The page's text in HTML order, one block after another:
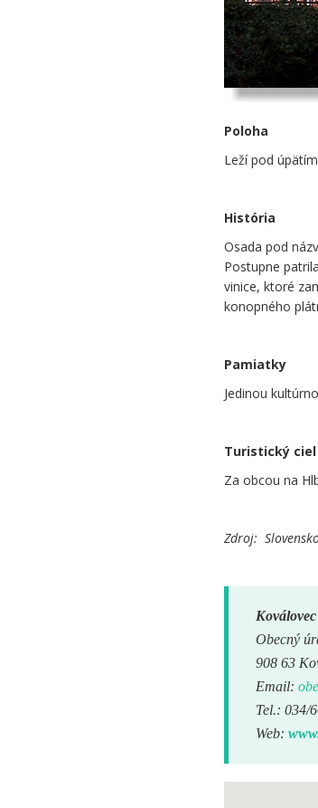
Poloha
Leží pod
História
Osada pod
Postupne
vinice, ktoré
konopného
Pamiatky
Jedinou
Turistický ciel
Za obcou na
Zdroj:
Koválovec
Obecný
908 63
Email:
Tel.: 034/
Web: